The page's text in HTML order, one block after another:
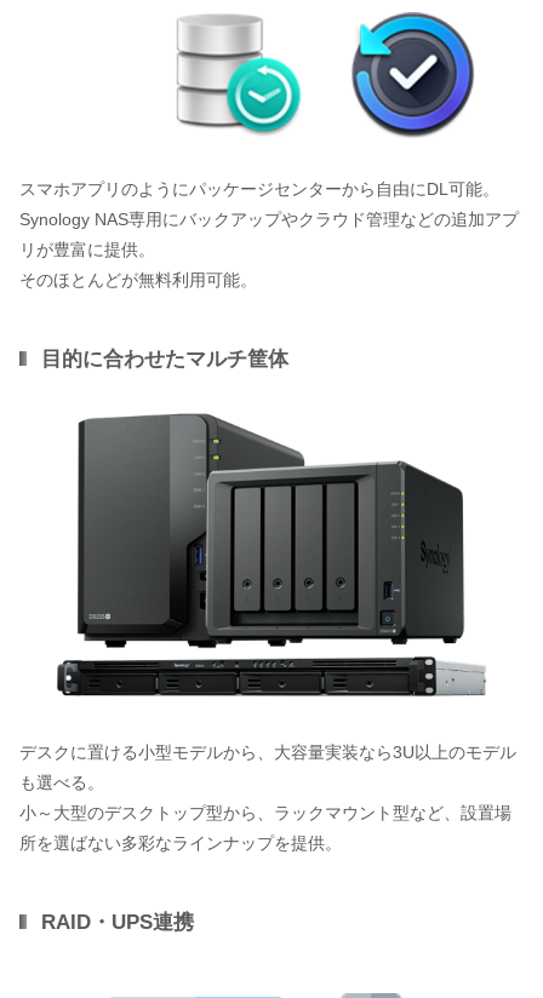
スマホアプリのようにパッケージセンターから自由にDL可能。
Synology NAS専用にバックアップやクラウド管理などの追加アプ
リが豊富に提供。
そのほとんどが無料利用可能。
目的に合わせたマルチ筐体
デスクに置ける小型モデルから、大容量実装なら3U以上のモデル
も選べる。
小～大型のデスクトップ型から、ラックマウント型など、設置場
所を選ばない多彩なラインナップを提供。
RAID・UPS連携